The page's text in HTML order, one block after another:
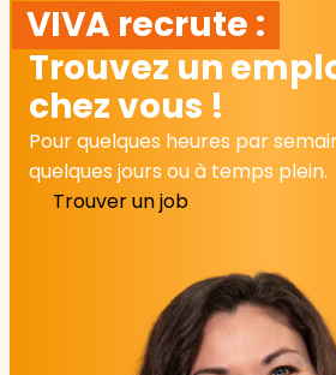
VIVA recrute :
Trouvez un
chez vous !
Pour quelques heures par
quelques jours ou à temps plein.
Trouver un job